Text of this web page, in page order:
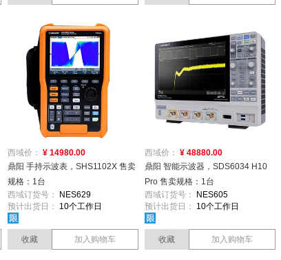
西域价： ¥ 14980.00
鼎阳 手持示波表，SHS1102X 售卖
规格：1台
西域订货号：
NES629
预计出货日：
10个工作日
收藏 加入购物车
西域价： ¥ 48880.00
鼎阳 智能示波器，SDS6034 H10
Pro 售卖规格：1台
西域订货号：
NES605
预计出货日：
10个工作日
收藏 加入购物车